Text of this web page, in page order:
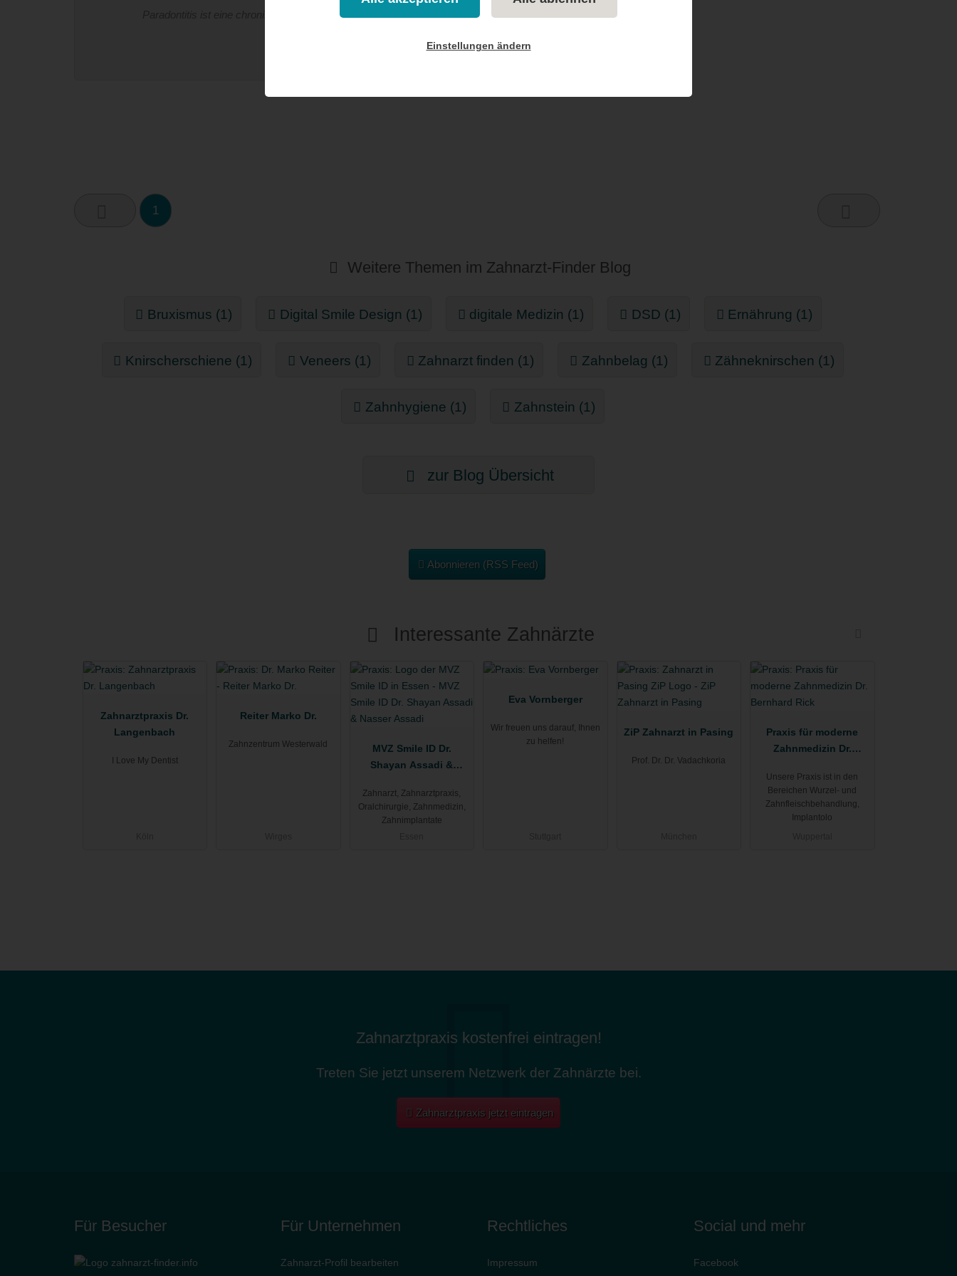
Paradontitis ist eine chronische Entzündung des Zahnhalteapparates durch Bakterien
1
Weitere Themen im Zahnarzt-Finder Blog
Bruxismus (1) Digital Smile Design (1) digitale Medizin (1) DSD (1) Ernährung (1)
Knirscherschiene (1) Veneers (1) Zahnarzt finden (1) Zahnbelag (1) Zähneknirschen (1)
Zahnhygiene (1) Zahnstein (1)
zur Blog Übersicht
Abonnieren (RSS Feed)
Interessante Zahnärzte
Zahnarztpraxis Dr.
Langenbach
I Love My Dentist
Reiter Marko Dr.
Zahnzentrum Westerwald
MVZ Smile ID Dr.
Shayan Assadi &
Zahnarzt, Zahnarztpraxis,
Oralchirurgie, Zahnmedizin,
Zahnimplantate
Eva Vornberger
Wir freuen uns darauf, Ihnen
zu helfen!
ZiP Zahnarzt in Pasing
Prof. Dr. Dr. Vadachkoria
Praxis für moderne
Zahnmedizin Dr.
Unsere Praxis ist in den
Bereichen Wurzel- und
Zahnfleischbehandlung,
Implantolo
Zahnarztpraxis kostenfrei eintragen!
Treten Sie jetzt unserem Netzwerk der Zahnärzte bei.
Zahnarztpraxis jetzt eintragen
Für Besucher Für Unternehmen
Zahnarzt-Profil bearbeiten
Rechtliches
Impressum
Social und mehr
Facebook
Einstellungen ändern